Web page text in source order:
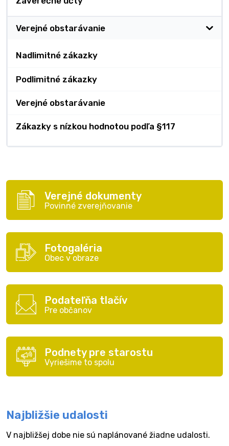
Verejné obstarávanie
Nadlimitné zákazky
Podlimitné zákazky
Verejné obstarávanie
Zákazky s nízkou hodnotou podľa §117
Verejné dokumenty
Povinné zverejňovanie
Fotogaléria
Obec v obraze
Podateľňa tlačív
Pre občanov
Podnety pre starostu
Vyriešime to spolu
Najbližšie udalosti
V najbližšej dobe nie sú naplánované žiadne udalosti.